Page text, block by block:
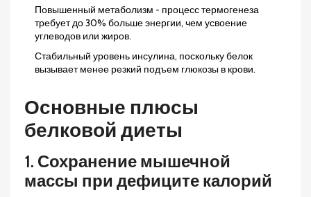
Повышенный метаболизм - процесс термогенеза
требует до 30% больше энергии, чем усвоение
углеводов или жиров.
Стабильный уровень инсулина, поскольку белок
вызывает менее резкий подъем глюкозы в крови.
Основные плюсы
белковой диеты
1. Сохранение мышечной
массы при дефиците калорий